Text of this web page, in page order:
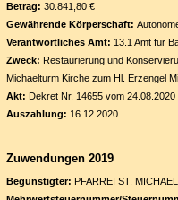
Betrag: 30.841,80 €
Gewährende Körperschaft:
Verantwortliches Amt: 13.1 Amt für
Zweck: Restaurierung und
Michaelturm Kirche zum Hl. Erzengel
Akt: Dekret Nr. 14655 vom 24.08.2020
Auszahlung: 16.12.2020
Zuwendungen 2019
Begünstigter: PFARREI ST.